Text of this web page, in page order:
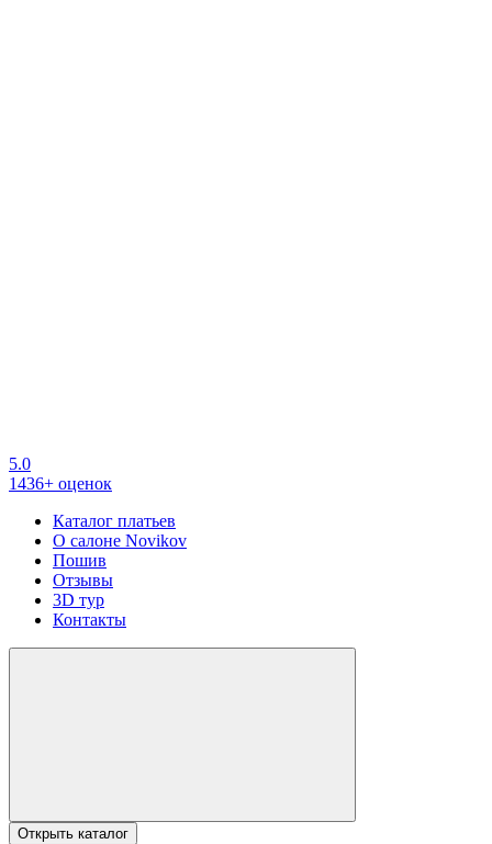
5.0
1436+ оценок
Каталог платьев
О салоне Novikov
Пошив
Отзывы
3D тур
Контакты
Открыть каталог